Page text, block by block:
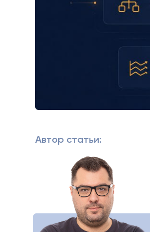
Автор статьи: